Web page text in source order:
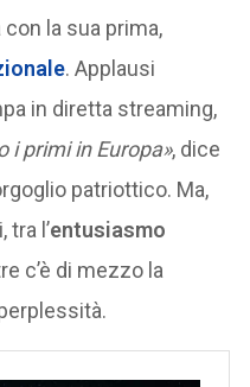
la sua prima,
. Applausi
in diretta streaming,
i primi in Europa», dice
patriottico. Ma,
l’entusiasmo
c’è di mezzo la